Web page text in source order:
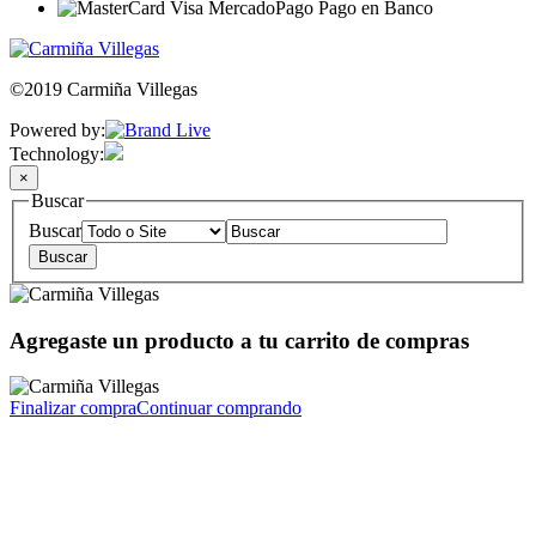
©2019 Carmiña Villegas
Powered by:
Technology:
×
Buscar
Buscar
Agregaste un producto a tu carrito de compras
Finalizar compraContinuar comprando